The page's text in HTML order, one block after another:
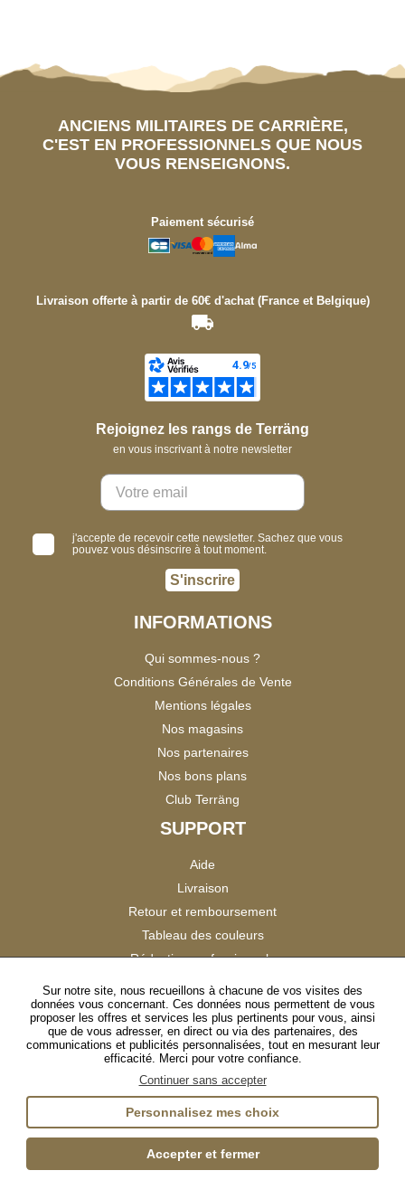
ANCIENS MILITAIRES DE CARRIÈRE,
C'EST EN PROFESSIONNELS QUE NOUS
VOUS RENSEIGNONS.
Paiement sécurisé
Livraison offerte à partir de 60€ d'achat (France et Belgique)
Rejoignez les rangs de Terräng
en vous inscrivant à notre newsletter
j'accepte de recevoir cette newsletter. Sachez que vous
pouvez vous désinscrire à tout moment.
S'inscrire
INFORMATIONS
Qui sommes-nous ?
Conditions Générales de Vente
Mentions légales
Nos magasins
Nos partenaires
Nos bons plans
Club Terräng
SUPPORT
Aide
Livraison
Retour et remboursement
Tableau des couleurs
Réduction professionnels
Satisfaction Clients
SUIVEZ-NOUS
InstagramTikTokFacebookYouTubeLinkedIn
Gestion des cookies
Sur notre site, nous recueillons à chacune de vos visites des
données vous concernant. Ces données nous permettent de vous
proposer les offres et services les plus pertinents pour vous, ainsi
que de vous adresser, en direct ou via des partenaires, des
communications et publicités personnalisées, tout en mesurant leur
efficacité. Merci pour votre confiance.
Continuer sans accepter
Personnalisez mes choix
Accepter et fermer